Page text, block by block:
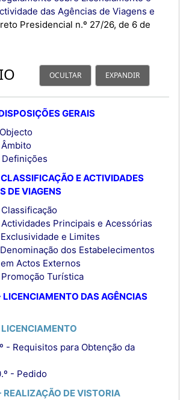
das Agências de Viagens e
Presidencial n.º 27/26, de 6 de
OCULTAR EXPANDIR
GERAIS
E ACTIVIDADES
DE VIAGENS
Principais e Acessórias
e Limites
dos Estabelecimentos
Actos Externos
Turística
DAS AGÊNCIAS
- Requisitos para Obtenção da
- Pedido
REALIZAÇÃO DE VISTORIA